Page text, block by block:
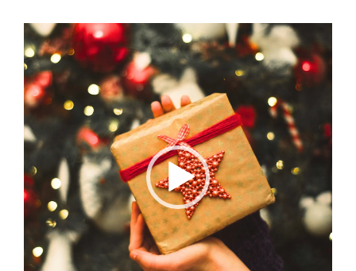
Video-
Player